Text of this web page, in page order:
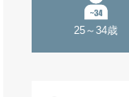
25～34歳